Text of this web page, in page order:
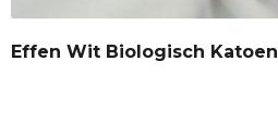
Effen Wit Biologisch Katoen